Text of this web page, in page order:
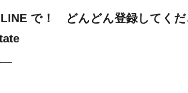
で！ どんどん登録してくだ